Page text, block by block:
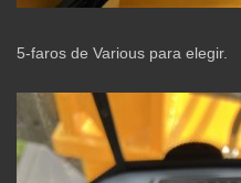
5-faros de Various para elegir.